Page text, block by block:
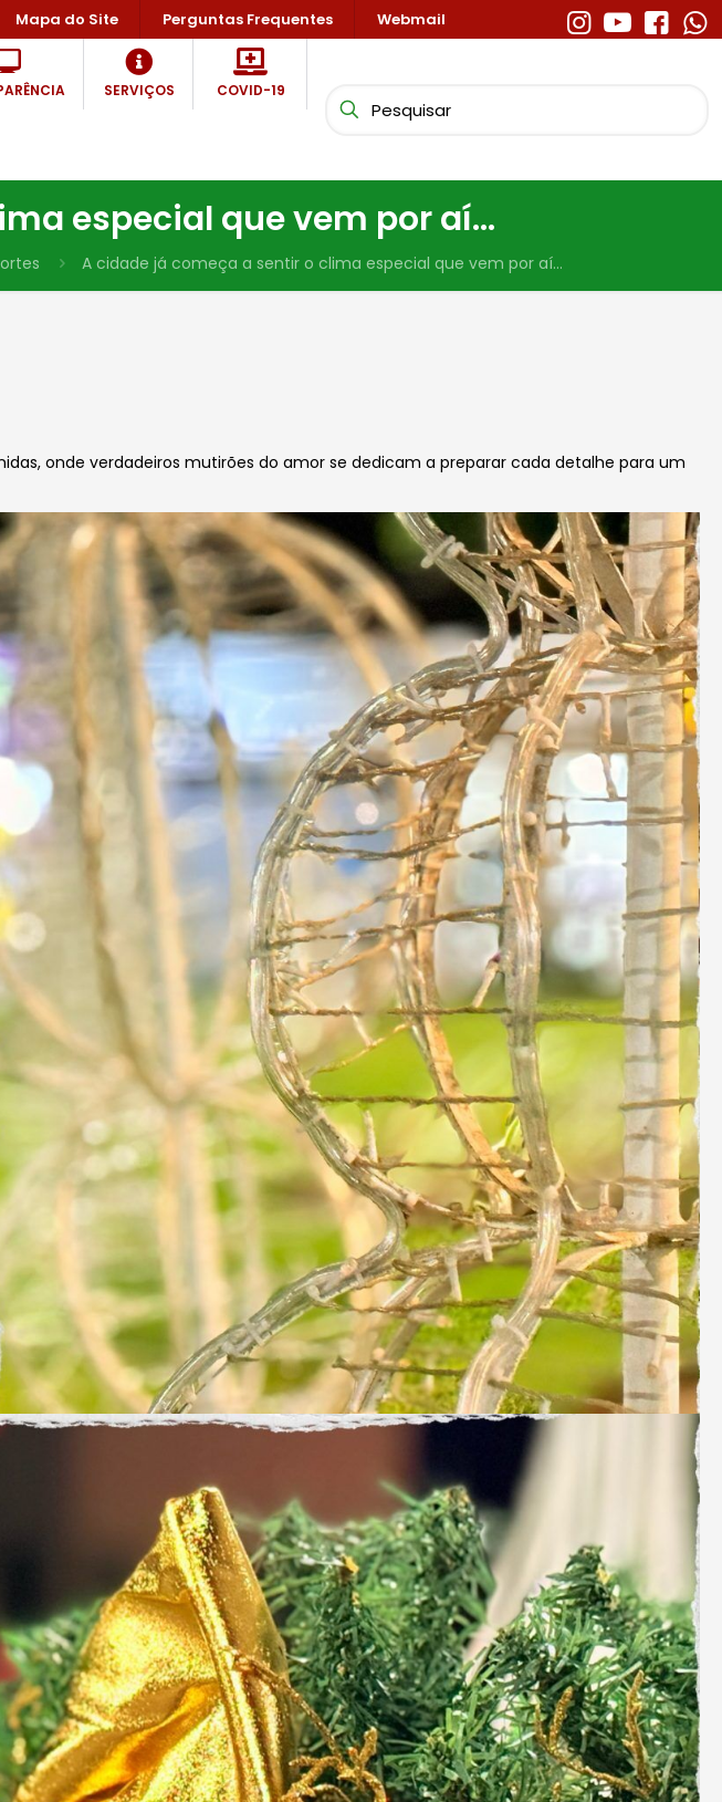
Mapa do Site Perguntas Frequentes Webmail
SERVIÇOS COVID-19
especial que vem por aí…
A cidade já começa a sentir o clima especial que vem por aí…
onde verdadeiros mutirões do amor se dedicam a preparar cada detalhe para um